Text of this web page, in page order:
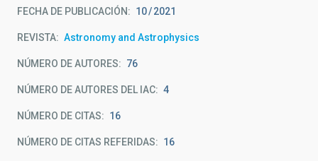
FECHA DE PUBLICACIÓN: 10 2021
REVISTA Astronomy and Astrophysics
NÚMERO DE AUTORES 76
NÚMERO DE AUTORES DEL IAC 4
NÚMERO DE CITAS 16
NÚMERO DE CITAS REFERIDAS 16